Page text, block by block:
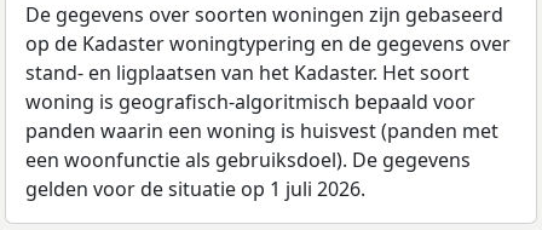
De gegevens over soorten woningen zijn gebaseerd
op de Kadaster woningtypering en de gegevens over
stand- en ligplaatsen van het Kadaster. Het soort
woning is geografisch-algoritmisch bepaald voor
panden waarin een woning is huisvest (panden met
een woonfunctie als gebruiksdoel). De gegevens
gelden voor de situatie op 1 juli 2026.